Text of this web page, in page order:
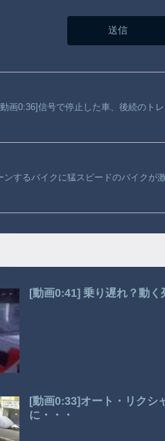
画0:36]信号で停止した車、後続のト
ンするバイクに猛スピードのバイクが
[動画0:41] 乗り遅れ？動
[動画0:33]オート・リクシ
に・・・